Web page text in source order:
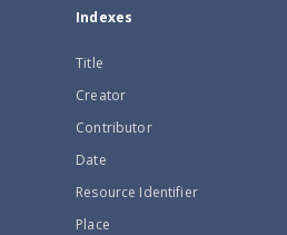
Indexes
Title
Creator
Contributor
Date
Resource Identifier
Place